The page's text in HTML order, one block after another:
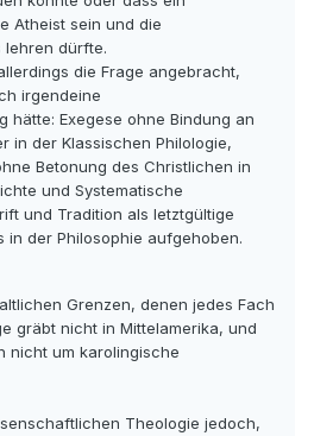
Atheist sein und die
lehren dürfte.
die Frage angebracht,
irgendeine
hätte: Exegese ohne Bindung an
in der Klassischen Philologie,
Betonung des Christlichen in
und Systematische
und Tradition als letztgültige
in der Philosophie aufgehoben.
Grenzen, denen jedes Fach
gräbt nicht in Mittelamerika, und
nicht um karolingische
Theologie jedoch,